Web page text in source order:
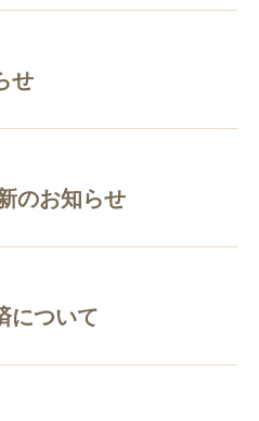
せ
のお知らせ
について